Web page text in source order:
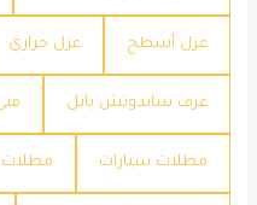
عزل أسطح عزل حراري
غرف ساندوتش بانل
مظلات سيارات